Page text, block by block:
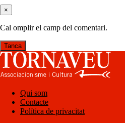
×
Cal omplir el camp del comentari.
Tanca
Qui som
Contacte
Política de privacitat